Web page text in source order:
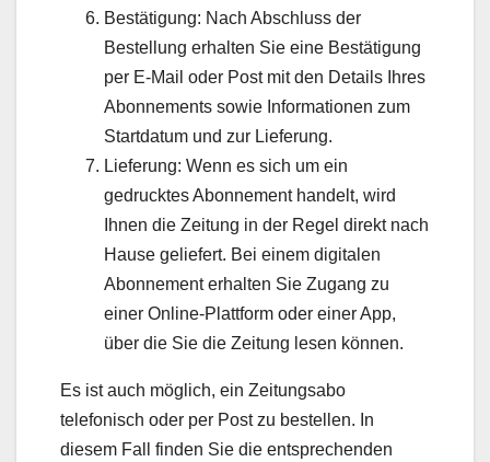
Bestätigung: Nach Abschluss der
Bestellung erhalten Sie eine Bestätigung
per E-Mail oder Post mit den Details Ihres
Abonnements sowie Informationen zum
Startdatum und zur Lieferung.
Lieferung: Wenn es sich um ein
gedrucktes Abonnement handelt, wird
Ihnen die Zeitung in der Regel direkt nach
Hause geliefert. Bei einem digitalen
Abonnement erhalten Sie Zugang zu
einer Online-Plattform oder einer App,
über die Sie die Zeitung lesen können.
Es ist auch möglich, ein Zeitungsabo
telefonisch oder per Post zu bestellen. In
diesem Fall finden Sie die entsprechenden